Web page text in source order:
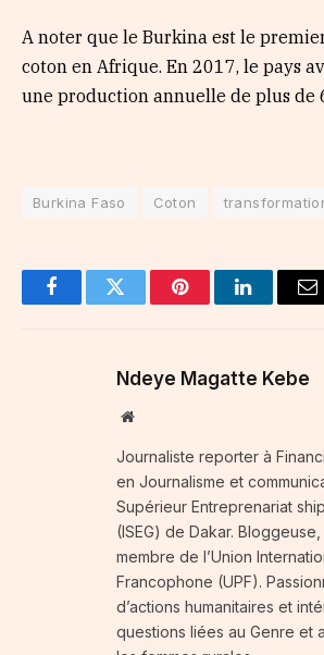
A noter que le Burkina est le
coton en Afrique. En 2017, le pays
une production annuelle de plus de
Burkina Faso Coton
FacebookTwitter PinterestLinkedIn
Ndeye Magatte Kebe
Website
Journaliste reporter à
en Journalisme et
Supérieur Entreprenariat
(ISEG) de Dakar.
membre de l’Union
Francophone (UPF).
d’actions humanitaires et
questions liées au Genre et